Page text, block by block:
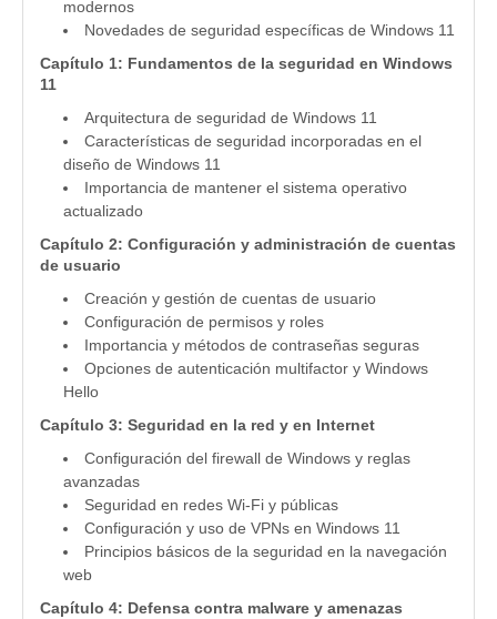
modernos
Novedades de seguridad específicas de Windows 11
Capítulo 1: Fundamentos de la seguridad en Windows
11
Arquitectura de seguridad de Windows 11
Características de seguridad incorporadas en el
diseño de Windows 11
Importancia de mantener el sistema operativo
actualizado
Capítulo 2: Configuración y administración de cuentas
de usuario
Creación y gestión de cuentas de usuario
Configuración de permisos y roles
Importancia y métodos de contraseñas seguras
Opciones de autenticación multifactor y Windows
Hello
Capítulo 3: Seguridad en la red y en Internet
Configuración del firewall de Windows y reglas
avanzadas
Seguridad en redes Wi-Fi y públicas
Configuración y uso de VPNs en Windows 11
Principios básicos de la seguridad en la navegación
web
Capítulo 4: Defensa contra malware y amenazas